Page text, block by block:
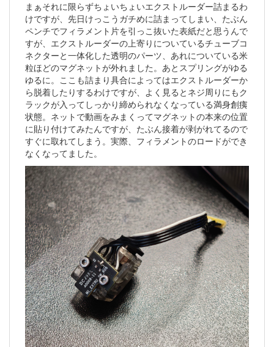
まぁそれに限らずちょいちょいエクストルーダー詰まるわ
けですが、先日けっこうガチめに詰まってしまい、たぶん
ペンチでフィラメント片を引っこ抜いた表紙だと思うんで
すが、エクストルーダーの上寄りについているチューブコ
ネクターと一体化した透明のパーツ、あれについている米
粒ほどのマグネットが外れました。あとスプリングがゆる
ゆるに。ここも詰まり具合によってはエクストルーダーか
ら脱着したりするわけですが、よく見るとネジ周りにもク
ラックが入ってしっかり締められなくなっている満身創痍
状態。ネットで動画をみまくってマグネットの本来の位置
に貼り付けてみたんですが、たぶん接着が剥がれてるので
すぐに取れてしまう。実際、フィラメントのロードができ
なくなってました。